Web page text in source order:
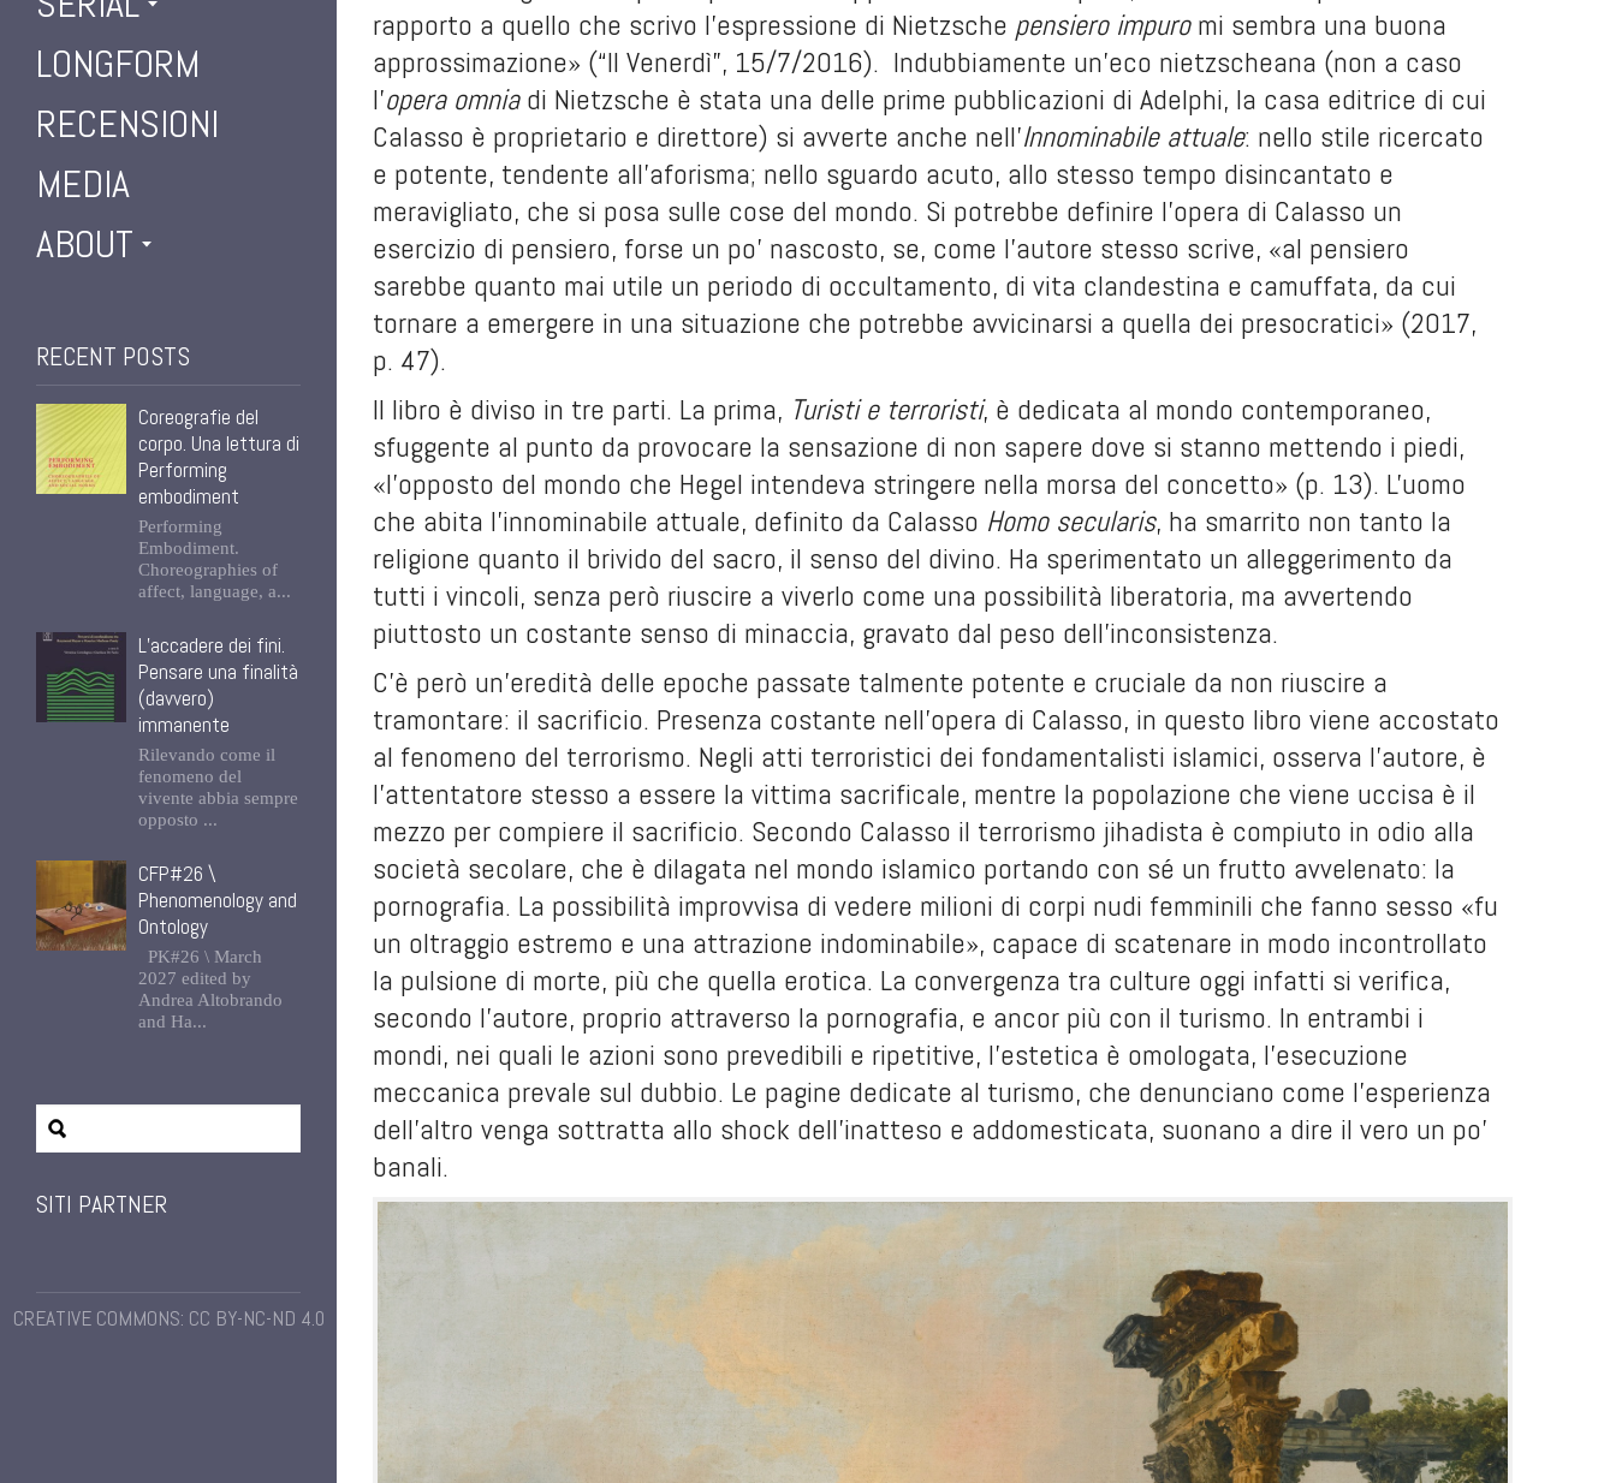
LONGFORM
RECENSIONI
MEDIA
ABOUT
RECENT POSTS
Coreografie del
corpo. Una lettura di
Performing
embodiment
Performing
Embodiment.
Choreographies of
affect, language, a...
L’accadere dei fini.
Pensare una finalità
(davvero)
immanente
Rilevando come il
fenomeno del
vivente abbia sempre
opposto ...
CFP#26 \
Phenomenology and
Ontology
PK#26 \ March
2027 edited by
Andrea Altobrando
and Ha...
SITI PARTNER
CREATIVE COMMONS: CC BY-NC-ND 4.0
rapporto a quello che scrivo l'espressione di Nietzsche pensiero impuromi sembra una buona
approssimazione» (“Il Venerdì”, 15/7/2016). Indubbiamente un'eco nietzscheana (non a caso
l'opera omniadi Nietzsche è stata una delle prime pubblicazioni di Adelphi, la casa editrice di cui
Calasso è proprietario e direttore) si avverte anche nell'Innominabile attuale: nello stile ricercato
e potente, tendente all'aforisma; nello sguardo acuto, allo stesso tempo disincantato e
meravigliato, che si posa sulle cose del mondo. Si potrebbe definire l'opera di Calasso un
esercizio di pensiero, forse un po' nascosto, se, come l'autore stesso scrive, «al pensiero
sarebbe quanto mai utile un periodo di occultamento, di vita clandestina e camuffata, da cui
tornare a emergere in una situazione che potrebbe avvicinarsi a quella dei presocratici» (2017,
p. 47).
Il libro è diviso in tre parti. La prima, Turisti e terroristi, è dedicata al mondo contemporaneo,
sfuggente al punto da provocare la sensazione di non sapere dove si stanno mettendo i piedi,
«l'opposto del mondo che Hegel intendeva stringere nella morsa del concetto» (p. 13). L'uomo
che abita l'innominabile attuale, definito da Calasso Homo secularis, ha smarrito non tanto la
religione quanto il brivido del sacro, il senso del divino. Ha sperimentato un alleggerimento da
tutti i vincoli, senza però riuscire a viverlo come una possibilità liberatoria, ma avvertendo
piuttosto un costante senso di minaccia, gravato dal peso dell'inconsistenza.
C'è però un'eredità delle epoche passate talmente potente e cruciale da non riuscire a
tramontare: il sacrificio. Presenza costante nell'opera di Calasso, in questo libro viene accostato
al fenomeno del terrorismo. Negli atti terroristici dei fondamentalisti islamici, osserva l'autore, è
l'attentatore stesso a essere la vittima sacrificale, mentre la popolazione che viene uccisa è il
mezzo per compiere il sacrificio. Secondo Calasso il terrorismo jihadista è compiuto in odio alla
società secolare, che è dilagata nel mondo islamico portando con sé un frutto avvelenato: la
pornografia. La possibilità improvvisa di vedere milioni di corpi nudi femminili che fanno sesso «fu
un oltraggio estremo e una attrazione indominabile», capace di scatenare in modo incontrollato
la pulsione di morte, più che quella erotica. La convergenza tra culture oggi infatti si verifica,
secondo l'autore, proprio attraverso la pornografia, e ancor più con il turismo. In entrambi i
mondi, nei quali le azioni sono prevedibili e ripetitive, l'estetica è omologata, l'esecuzione
meccanica prevale sul dubbio. Le pagine dedicate al turismo, che denunciano come l'esperienza
dell'altro venga sottratta allo shock dell'inatteso e addomesticata, suonano a dire il vero un po'
banali.